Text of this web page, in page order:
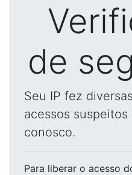
de
Seu IP fez
acessos
conosco.
Para liberar o acesso